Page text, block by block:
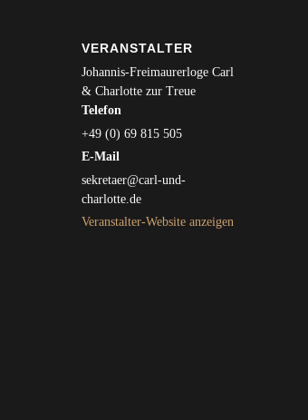
VERANSTALTER
Johannis-Freimaurerloge Carl
& Charlotte zur Treue
Telefon
+49 (0) 69 815 505
E-Mail
sekretaer@carl-und-
charlotte.de
Veranstalter-Website anzeigen